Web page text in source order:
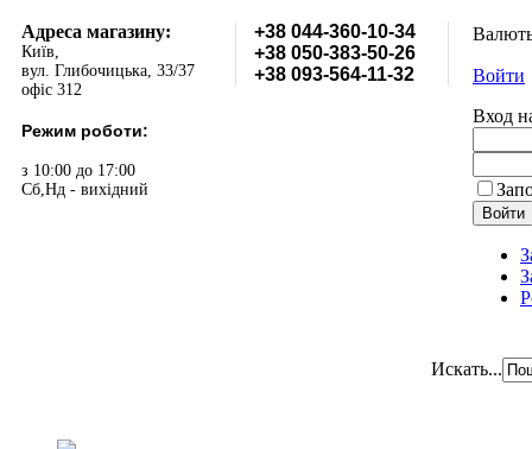
Адреса магазину:
Київ,
вул. Глибочицька, 33/37
офіс 312
Режим роботи:
з 10:00 до 17:00
Сб,Нд - вихідний
+38 044-360-10-34
+38 050-383-50-26
+38 093-564-11-32
Войти
Вход
Искать...